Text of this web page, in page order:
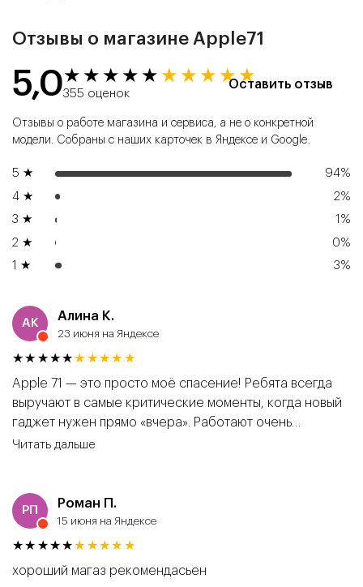
Отзывы о магазине Apple71
5,0★★★★★ ★★★★★
355 оценок
Оставить отзыв
Отзывы о работе магазина и сервиса, а не о конкретной
модели. Собраны с наших карточек в Яндексе и Google.
5 ★
94%
4 ★
2%
3 ★
1%
2 ★
0%
1 ★
3%
АК
Алина К.
23 июня на Яндексе
★★★★★★★★★★
Apple 71 — это просто моё спасение! Ребята всегда
выручают в самые критические моменты, когда новый
гаджет нужен прямо «вчера». Работают очень
оперативно: написала, уточнила — и через полчаса
ждать неделями. А их фишка — это индивидуальный
заказ. Привезут редкую вещь, да еще и с юмором
пообщаются, поднимут настроение на весь день.
РП
Роман П.
15 июня на Яндексе
★★★★★★★★★★
хороший магаз рекомендасьен